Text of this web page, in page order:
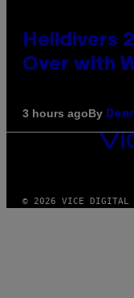
Helldivers
Over with
3 hours agoBy
VICE
MEDIA
© 2026 VICE DIGITAL